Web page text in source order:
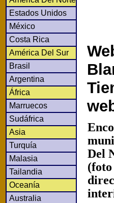
Estados Unidos
México
Costa Rica
América Del Sur
Brasil
Argentina
África
Marruecos
Sudáfrica
Asia
Turquía
Malasia
Tailandia
Oceanía
Australia
Del
(foto